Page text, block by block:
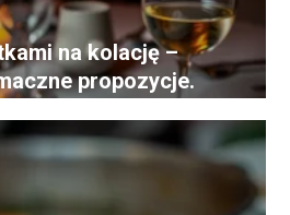
na kolację –
propozycje.